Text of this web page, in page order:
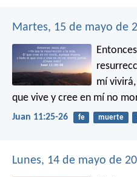
Martes, 15 de mayo de
mí
que vive y cree en mí no
Juan 11:25-26 fe muerte
Lunes, 14 de mayo de